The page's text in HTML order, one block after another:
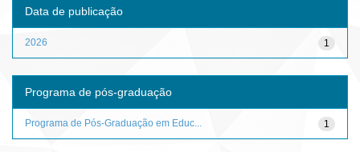
Data de publicação
1
2026
Programa de pós-graduação
1
Programa de Pós-Graduação em Educ...